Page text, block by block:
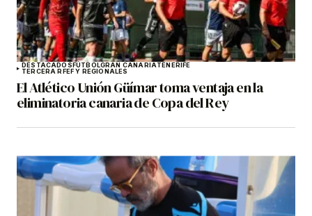
DESTACADOS FÚTBOLGRAN CANARIATENERIFE
TERCERA RFEF Y REGIONALES
El Atlético Unión Güímar toma ventaja en la
eliminatoria canaria de Copa del Rey